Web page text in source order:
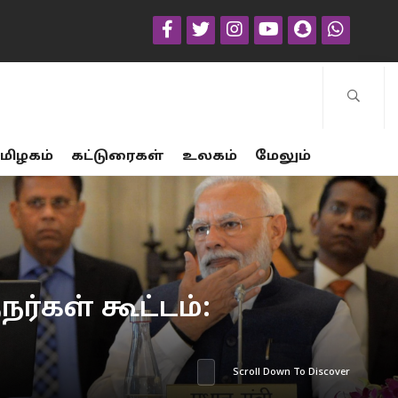
கட்டுரைகள் உலகம் மேலும்
கூட்டம்:
Scroll Down To Discover